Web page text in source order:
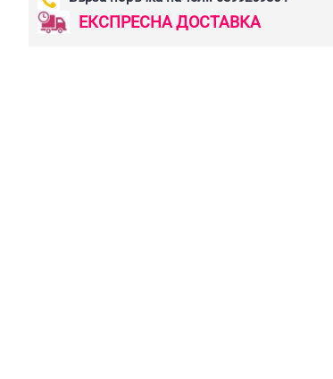
ЕКСПРЕСНА ДОСТАВКА